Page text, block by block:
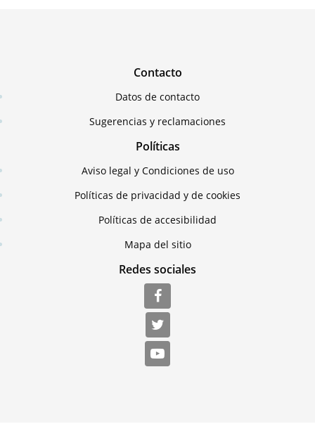
Contacto
Datos de contacto
Sugerencias y reclamaciones
Políticas
Aviso legal y Condiciones de uso
Políticas de privacidad y de cookies
Políticas de accesibilidad
Mapa del sitio
Redes sociales